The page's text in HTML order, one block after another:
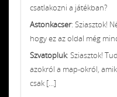
csatlakozni a játékban?
Astonkacser: Sziasztok!
hogy ez az oldal még
Szvatopluk: Sziasztok!
azokról a map-okról,
csak [...]